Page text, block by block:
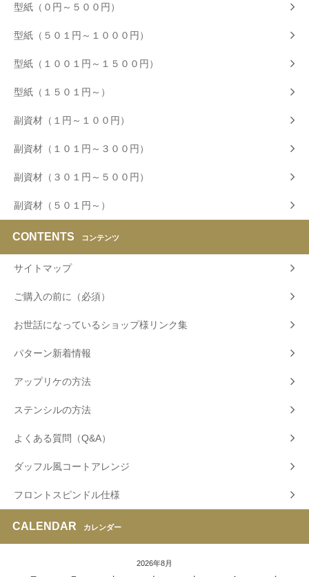
型紙（０円～５００円）
型紙（５０１円～１０００円）
型紙（１００１円～１５００円）
型紙（１５０１円～）
副資材（１円～１００円）
副資材（１０１円～３００円）
副資材（３０１円～５００円）
副資材（５０１円～）
CONTENTS コンテンツ
サイトマップ
ご購入の前に（必須）
お世話になっているショップ様リンク集
パターン新着情報
アップリケの方法
ステンシルの方法
よくある質問（Q&A）
ダッフル風コートアレンジ
フロントスピンドル仕様
CALENDAR カレンダー
2026年8月